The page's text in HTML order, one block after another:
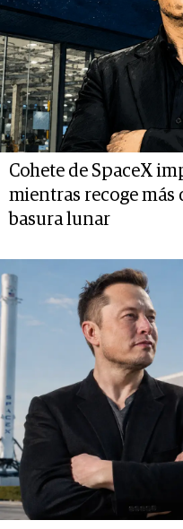
Cohete de SpaceX
mientras recoge más
basura lunar